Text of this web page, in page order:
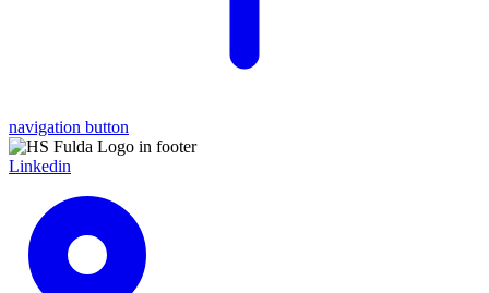
navigation button
Linkedin